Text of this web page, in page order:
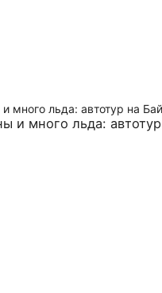
и много льда: